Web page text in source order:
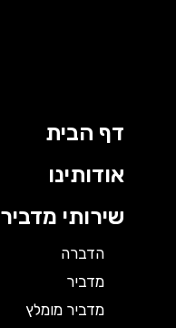
דף הבית
אודותינו
שירותי מדביר
הדברה
מדביר
מדביר מומלץ